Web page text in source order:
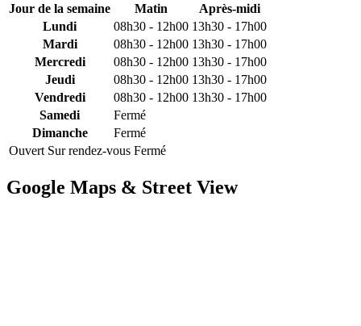
Jour de la semaine
Matin
Après-midi
Lundi
08h30 - 12h00 13h30 - 17h00
Mardi
08h30 - 12h00 13h30 - 17h00
Mercredi
08h30 - 12h00 13h30 - 17h00
Jeudi
08h30 - 12h00 13h30 - 17h00
Vendredi
08h30 - 12h00 13h30 - 17h00
Samedi
Fermé
Dimanche
Fermé
Ouvert Sur rendez-vous Fermé
Google Maps & Street View